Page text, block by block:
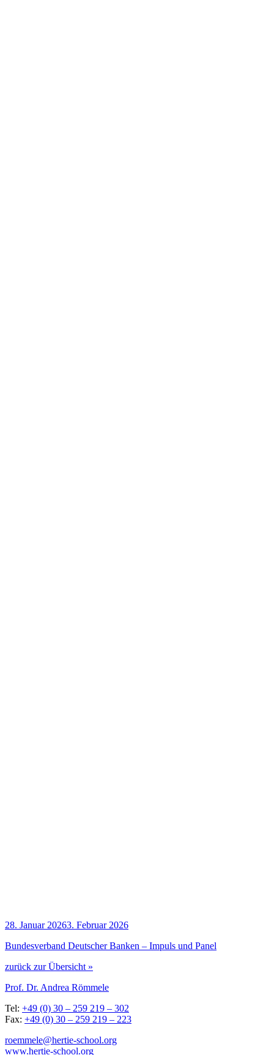
28. Januar 20263. Februar 2026
Bun­des­ver­band Deut­scher Ban­ken – Impuls und Panel
zurück zur Übersicht »
Prof. Dr. Andrea Römmele
Tel: +49 (0) 30 – 259 219 – 302
Fax: +49 (0) 30 – 259 219 – 223
roemmele@hertie-school.org
www.hertie-school.org